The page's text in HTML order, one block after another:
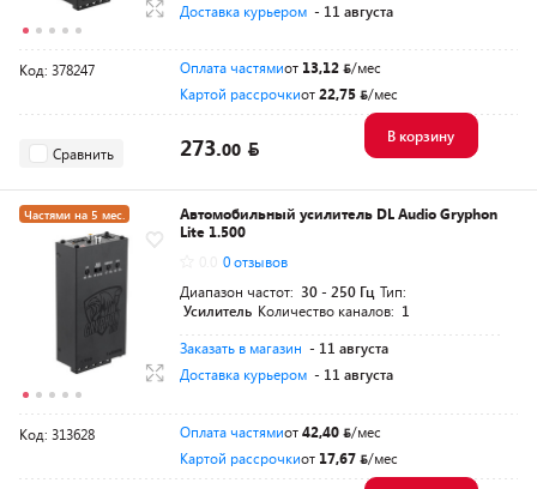
Доставка курьером - 11 августа
Код: 378247 Оплата частямиот 13,12
/мес
Картой рассрочкиот22,75 /мес
Сравнить 273.00
В корзину
Частями на 5 мес.
Автомобильный усилитель DL Audio Gryphon
Lite 1.500
0 отзывов
Диапазон частот: 30 - 250 Гц Тип:
Усилитель Количество каналов: 1
Заказать в магазин - 11 августа
Доставка курьером - 11 августа
Код: 313628 Оплата частямиот42,40
/мес
Картой рассрочкиот 17,67 /мес